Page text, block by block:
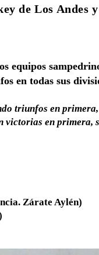
de Los Andes
equipos
en todas sus
triunfos en
en primera,
Zárate Aylén)